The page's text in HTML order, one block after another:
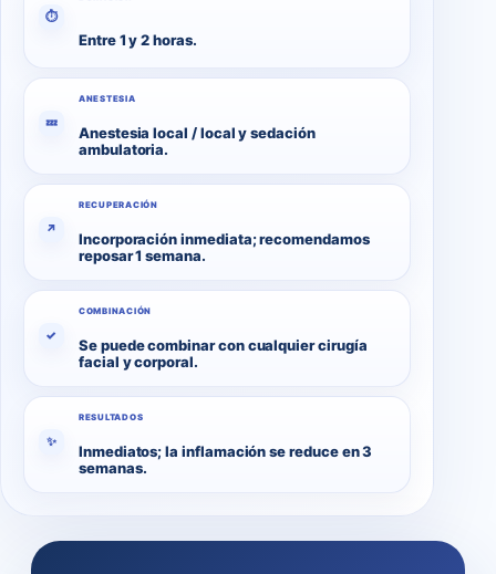
⏱
Entre 1 y 2 horas.
💤
ANESTESIA
Anestesia local / local y sedación
ambulatoria.
↗
RECUPERACIÓN
Incorporación inmediata; recomendamos
reposar 1 semana.
✓
COMBINACIÓN
Se puede combinar con cualquier cirugía
facial y corporal.
✨
RESULTADOS
Inmediatos; la inflamación se reduce en 3
semanas.